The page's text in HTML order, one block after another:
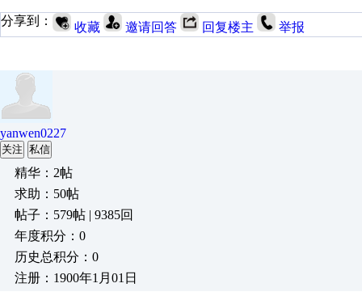
分享到： 收藏 邀请回答 回复楼主 举报
yanwen0227
关注 私信
精华：2帖
求助：50帖
帖子：579帖 | 9385回
年度积分：0
历史总积分：0
注册：1900年1月01日